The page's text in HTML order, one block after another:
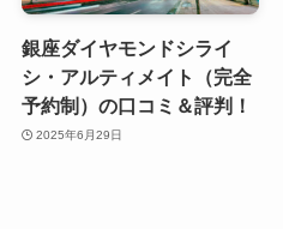
銀座ダイヤモンドシライ
シ・アルティメイト（完全
予約制）の口コミ＆評判！
2025年6月29日